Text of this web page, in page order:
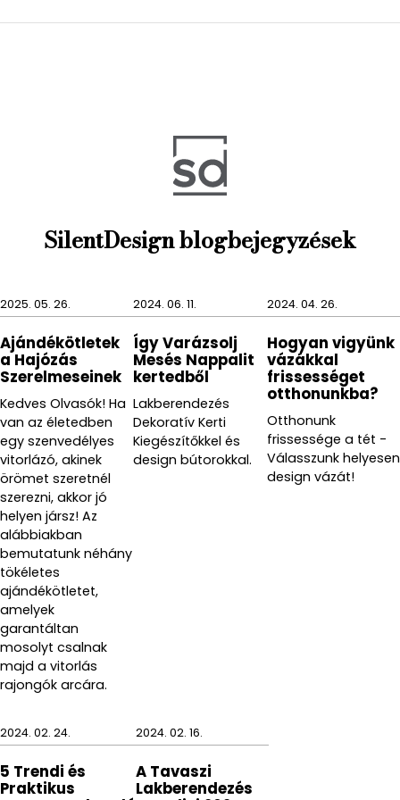
tökéletesek lehetnek.
FRINO törölközőt is kiakaszthatunk, hogy ne csak
hasznosak, de dekoratívak is legyenek.
Természetesen a méretei között is lehet variálni.
SilentDesign blogbejegyzések
2025. 05. 26.
Ajándékötletek
a Hajózás
Szerelmeseinek
Kedves Olvasók! Ha
van az életedben
egy szenvedélyes
vitorlázó, akinek
örömet szeretnél
szerezni, akkor jó
helyen jársz! Az
alábbiakban
bemutatunk néhány
tökéletes
ajándékötletet,
amelyek
garantáltan
mosolyt csalnak
majd a vitorlás
rajongók arcára.
2024. 06. 11.
Így Varázsolj
Mesés Nappalit
kertedből
Lakberendezés
Dekoratív Kerti
Kiegészítőkkel és
design bútorokkal.
2024. 04. 26.
Hogyan vigyünk
vázákkal
frissességet
otthonunkba?
Otthonunk
frissessége a tét -
Válasszunk helyesen
design vázát!
2024. 02. 24.
5 Trendi és
Praktikus
2024. 02. 16.
A Tavaszi
Lakberendezés